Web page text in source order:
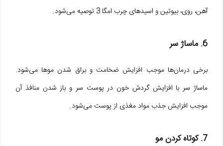
آهن، روی، بیوتین و اسیدهای چرب امگا 3 توصیه می‌شود.
6. ماساژ سر
برخی درمان‌ها موجب افزایش ضخامت و براق شدن موها می‌شود.
ماساژ سر با افزایش گردش خون در پوست سر و باز شدن منافذ آن
موجب افزایش جذب مواد مغذی از پوست می‌شود.
7. کوتاه کردن مو